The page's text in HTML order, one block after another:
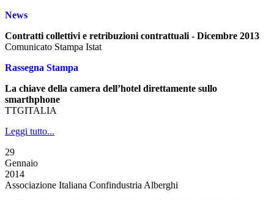
News
Contratti collettivi e retribuzioni contrattuali - Dicembre 2013
Comunicato Stampa Istat
Rassegna Stampa
La chiave della camera dell’hotel direttamente sullo
smarthphone
TTGITALIA
Leggi tutto...
29
Gennaio
2014
Associazione Italiana Confindustria Alberghi